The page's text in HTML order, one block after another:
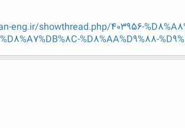
showthread.php/403956-
%D8%AA%D9%88-